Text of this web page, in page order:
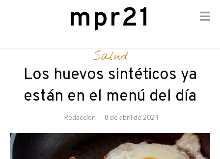
mpr21
Salud
Los huevos sintéticos ya
están en el menú del día
Redacción 8 de abril de 2024